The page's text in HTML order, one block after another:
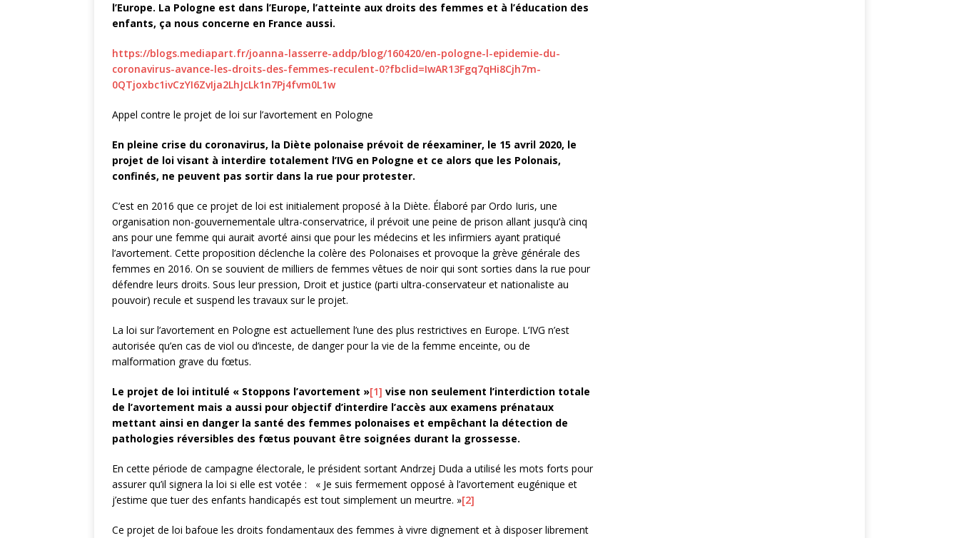
l’Europe. La Pologne est dans l’Europe, l’atteinte aux droits des femmes et à l’éducation des
enfants, ça nous concerne en France aussi.
https://blogs.mediapart.fr/joanna-lasserre-addp/blog/160420/en-pologne-l-epidemie-du-
coronavirus-avance-les-droits-des-femmes-reculent-0?fbclid=IwAR13Fgq7qHi8Cjh7m-
0QTjoxbc1ivCzYI6ZvIja2LhJcLk1n7Pj4fvm0L1w
Appel contre le projet de loi sur l’avortement en Pologne
En pleine crise du coronavirus, la Diète polonaise prévoit de réexaminer, le 15 avril 2020, le
projet de loi visant à interdire totalement l’IVG en Pologne et ce alors que les Polonais,
confinés, ne peuvent pas sortir dans la rue pour protester.
C’est en 2016 que ce projet de loi est initialement proposé à la Diète. Élaboré par Ordo Iuris, une
organisation non-gouvernementale ultra-conservatrice, il prévoit une peine de prison allant jusqu’à cinq
ans pour une femme qui aurait avorté ainsi que pour les médecins et les infirmiers ayant pratiqué
l’avortement. Cette proposition déclenche la colère des Polonaises et provoque la grève générale des
femmes en 2016. On se souvient de milliers de femmes vêtues de noir qui sont sorties dans la rue pour
défendre leurs droits. Sous leur pression, Droit et justice (parti ultra-conservateur et nationaliste au
pouvoir) recule et suspend les travaux sur le projet.
La loi sur l’avortement en Pologne est actuellement l’une des plus restrictives en Europe. L’IVG n’est
autorisée qu’en cas de viol ou d’inceste, de danger pour la vie de la femme enceinte, ou de
malformation grave du fœtus.
Le projet de loi intitulé « Stoppons l’avortement »[1] vise non seulement l’interdiction totale
de l’avortement mais a aussi pour objectif d’interdire l’accès aux examens prénataux
mettant ainsi en danger la santé des femmes polonaises et empêchant la détection de
pathologies réversibles des fœtus pouvant être soignées durant la grossesse.
En cette période de campagne électorale, le président sortant Andrzej Duda a utilisé les mots forts pour
assurer qu’il signera la loi si elle est votée : « Je suis fermement opposé à l’avortement eugénique et
j’estime que tuer des enfants handicapés est tout simplement un meurtre. »[2]
Ce projet de loi bafoue les droits fondamentaux des femmes à vivre dignement et à disposer librement